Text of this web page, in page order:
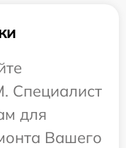
Специалист
для
Вашего